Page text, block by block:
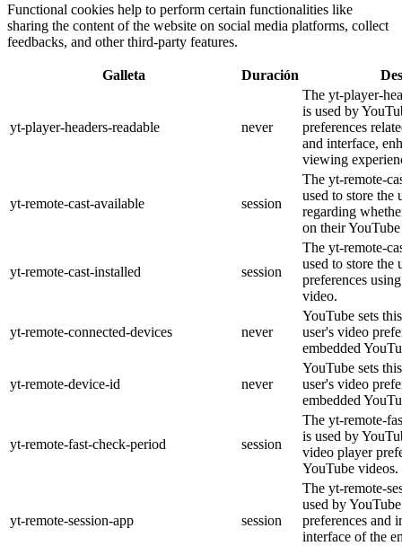
Functional cookies help to perform certain functionalities like
sharing the content of the website on social media platforms, collect
feedbacks, and other third-party features.
Galleta Duración
yt-player-headers-readable never
The yt-player-
is used by
preferences
and interface,
viewing
yt-remote-cast-available session
The yt-remote-
used to store the
regarding
on their
yt-remote-cast-installed session
The yt-remote-
used to store the
preferences
video.
yt-remote-connected-devices never
YouTube sets
user's video
embedded
yt-remote-device-id never
YouTube sets
user's video
embedded
yt-remote-fast-check-period session
The yt-remote-
is used by
video player
YouTube videos.
yt-remote-session-app session
The yt-remote-
used by
preferences and
interface of the